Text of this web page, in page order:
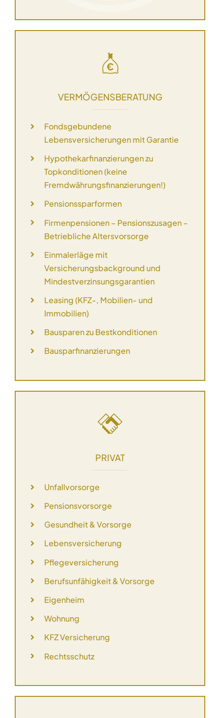
VERMÖGENSBERATUNG
Fondsgebundene
Lebensversicherungen mit Garantie
Hypothekarfinanzierungen zu
Topkonditionen (keine
Fremdwährungsfinanzierungen!)
Pensionssparformen
Firmenpensionen – Pensionszusagen –
Betriebliche Altersvorsorge
Einmalerläge mit
Versicherungsbackground und
Mindestverzinsungsgarantien
Leasing (KFZ-, Mobilien- und
Immobilien)
Bausparen zu Bestkonditionen
Bausparfinanzierungen
PRIVAT
Unfallvorsorge
Pensionsvorsorge
Gesundheit & Vorsorge
Lebensversicherung
Pflegeversicherung
Berufsunfähigkeit & Vorsorge
Eigenheim
Wohnung
KFZ Versicherung
Rechtsschutz